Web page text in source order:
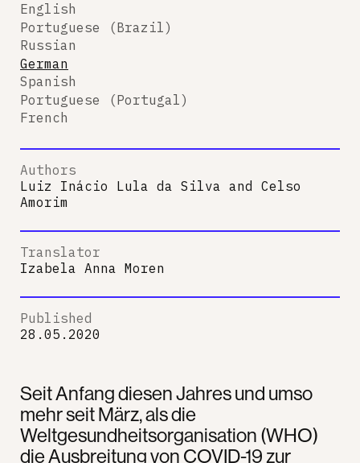
Seit Anfang diesen Jahres und umso
mehr seit März, als die
Weltgesundheitsorganisation (WHO)
die Ausbreitung von COVID-19 zur
English
Portuguese (Brazil)
Russian
German
Spanish
Portuguese (Portugal)
French
Authors
Luiz Inácio Lula da Silva and Celso
Amorim
Translator
Izabela Anna Moren
Published
28.05.2020